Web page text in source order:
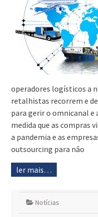
operadores logísticos a
retalhistas recorrem e
para gerir o omnicanal e
medida que as compras
a pandemia e as
outsourcing para não
ler mais…
Notícias